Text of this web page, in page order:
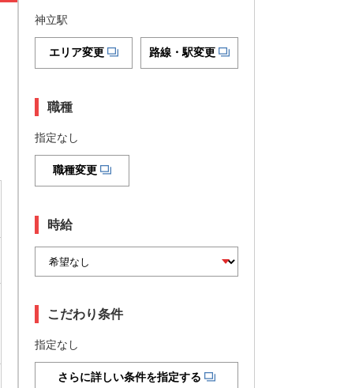
神立駅
エリア変更 路線・駅変更
職種
指定なし
職種変更
時給
こだわり条件
指定なし
さらに詳しい条件を指定する